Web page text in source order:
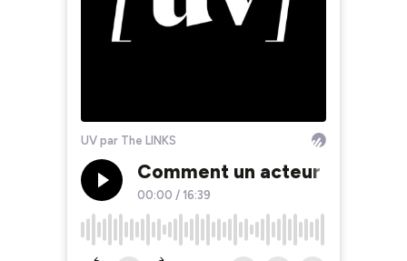
UV par The LINKS
Comment un acteur
00:00 / 16:39